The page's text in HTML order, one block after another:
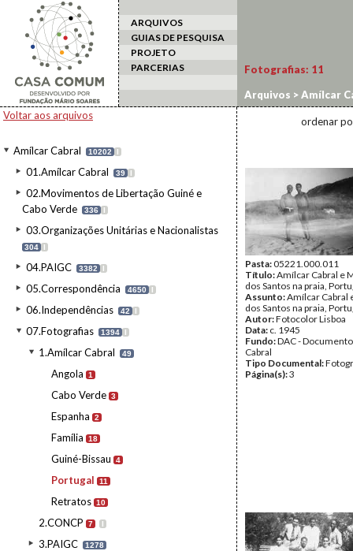
ARQUIVOS
GUIAS DE PESQUISA
PROJETO
PARCERIAS
Voltar aos arquivos
Amílcar Cabral 10202 I
01.Amílcar Cabral 39 I
02.Movimentos de Libertação Guiné e
Cabo Verde
336 I
03.Organizações Unitárias e Nacionalistas
304 I
04.PAIGC 3382 I
05.Correspondência 4650 I
06.Independências 42 I
07.Fotografias 1394 I
1.Amílcar Cabral 49
Angola 1
Cabo Verde 3
Espanha 2
Família 18
Guiné-Bissau 4
Portugal 11
Retratos 10
2.CONCP 7 I
3.PAIGC 1278
Fotografias: 11
Arquivos >Amílcar
ordenar
Pasta:05221.000.011
Título:Amílcar Cabral e
dos Santos na praia,
Assunto:Amílcar Cabral
dos Santos na praia,
Autor:Fotocolor Lisboa
Data: c. 1945
Fundo:DAC -
Cabral
Tipo Documental:
Página(s):3